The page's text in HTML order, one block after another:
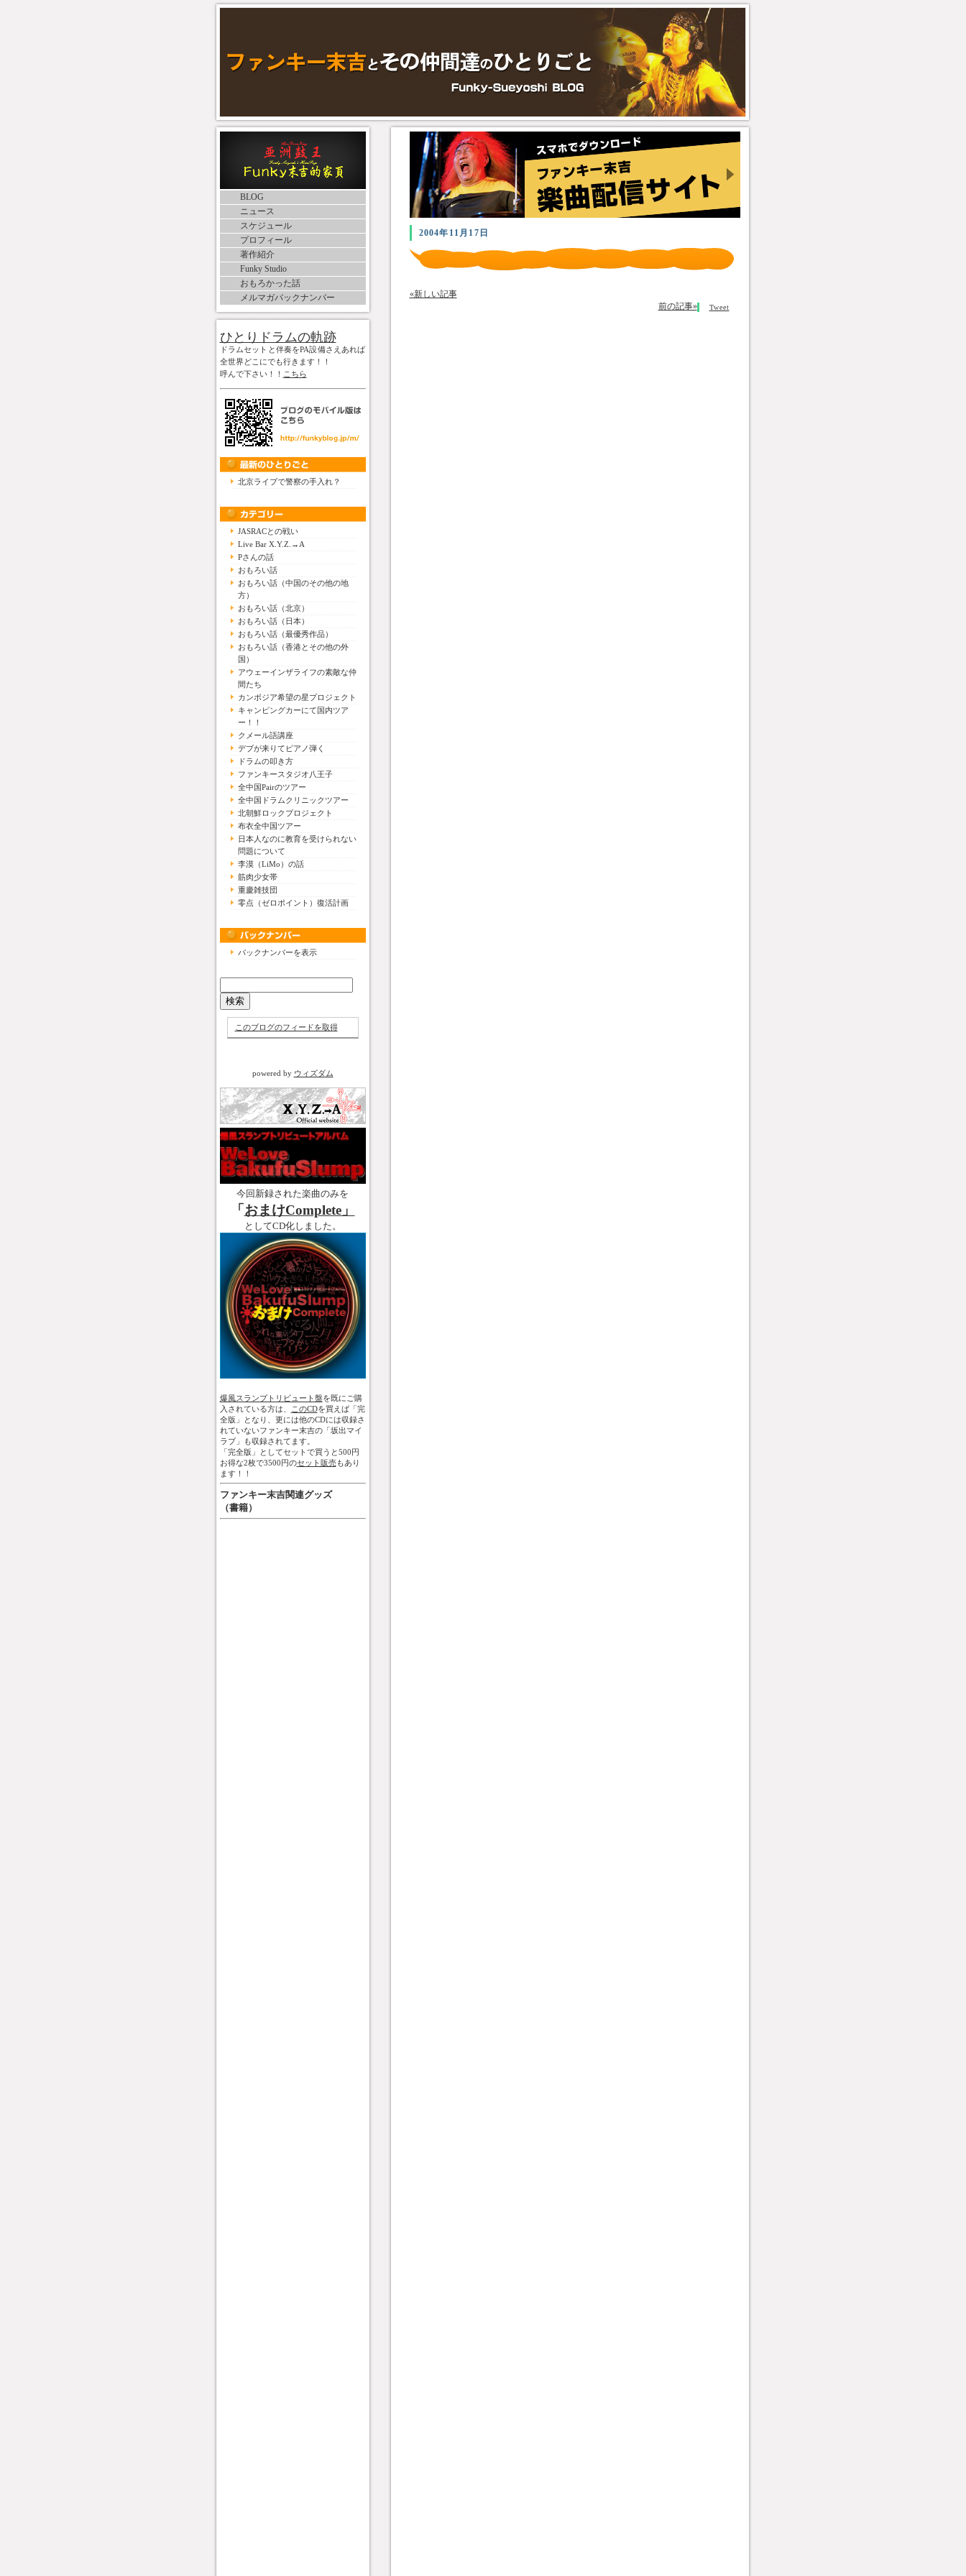
BLOG
ニュース
スケジュール
プロフィール
著作紹介
Funky Studio
おもろかった話
メルマガバックナンバー
ひとりドラムの軌跡
ドラムセットと伴奏をPA設備さえあれば
全世界どこにでも行きます！！
呼んで下さい！！ こちら
北京ライブで警察の手入れ？
JASRACとの戦い
Live Bar X.Y.Z.→A
Pさんの話
おもろい話
おもろい話（中国のその他の地
方）
おもろい話（北京）
おもろい話（日本）
おもろい話（最優秀作品）
おもろい話（香港とその他の外
国）
アウェーインザライフの素敵な仲
間たち
カンボジア希望の星プロジェクト
キャンピングカーにて国内ツア
ー！！
クメール語講座
デブが来りてピアノ弾く
ドラムの叩き方
ファンキースタジオ八王子
全中国Pairのツアー
全中国ドラムクリニックツアー
北朝鮮ロックプロジェクト
布衣全中国ツアー
日本人なのに教育を受けられない
問題について
李漠（LiMo）の話
筋肉少女帯
重慶雑技団
零点（ゼロポイント）復活計画
バックナンバーを表示
このブログのフィードを取得
powered by ウィズダム
今回新録された楽曲のみを
「おまけComplete」
としてCD化しました。
爆風スランプトリビュート盤を既にご購
入されている方は、
このCDを買えば「完
全版」となり、更には他のCDには収録さ
れていないファンキー末吉の「坂出マイ
ラブ」も収録されてます。
「完全版」としてセットで買うと500円
お得な2枚で3500円のセット販売もあり
ます！！
ファンキー末吉関連グッズ
（書籍）
2004年11月17日
Tweet
«新しい記事
前の記事»